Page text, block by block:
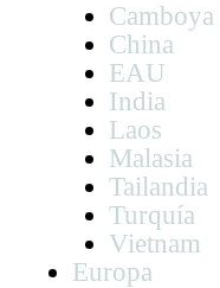
Camboya
China
EAU
India
Laos
Malasia
Tailandia
Turquía
Vietnam
Europa